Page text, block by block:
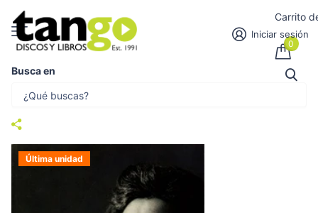
Busca en
Iniciar sesión
Carrito
0
Última unidad